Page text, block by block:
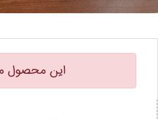
این محصول